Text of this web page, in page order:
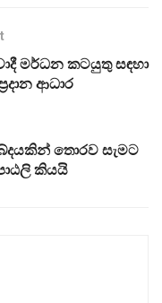
මර්ධන කටයුතු සඳහා
ආධාර
තොරව සැමට
කියයි